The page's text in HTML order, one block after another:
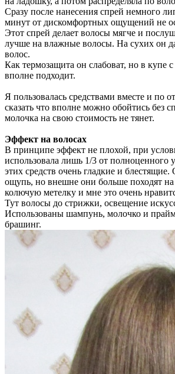
Сразу после нанесения спрей немного
минут от дискомфортных ощущений не
Этот спрей делает волосы мягче и
лучше на влажные волосы. На сухих он
волос.
Как термозащита он слабоват, но в купе
вполне подходит.
Я пользовалась средствами вместе и по
сказать что вполне можно обойтись без
молочка на свою стоимость не тянет.
Эффект на волосах
В принципе эффект не плохой, при
использовала лишь 1/3 от полноценного
этих средств очень гладкие и
ощупь, но внешне они больше походят
колючую метелку и мне это очень
Тут волосы до стрижки, освещение
Использованы шампунь, молочко и
брашинг.